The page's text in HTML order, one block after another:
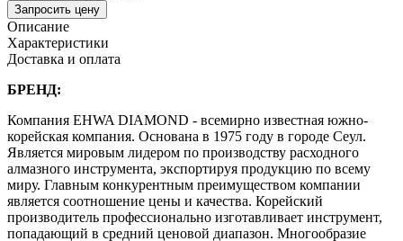
Запросить цену
Описание
Характеристики
Доставка и оплата
БРЕНД:
Компания EHWA DIAMOND - всемирно известная южно-
корейская компания. Основана в 1975 году в городе Сеул.
Является мировым лидером по производству расходного
алмазного инструмента, экспортируя продукцию по всему
миру. Главным конкурентным преимуществом компании
является соотношение цены и качества. Корейский
производитель профессионально изготавливает инструмент,
попадающий в средний ценовой диапазон. Многообразие